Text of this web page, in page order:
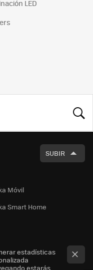
LED
SUBIR
Móvil
Smart Home
estadísticas
estarás